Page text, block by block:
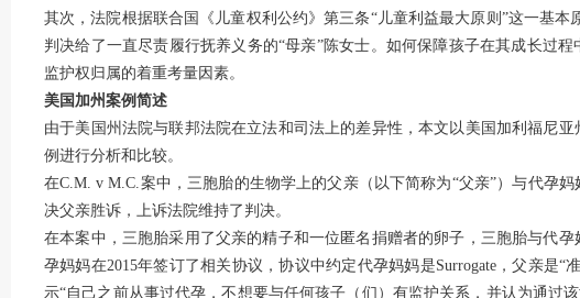
其次，法院根据联合国《儿童权利公约》第三条“儿童利益最大原则”这一基本
判决给了一直尽责履行抚养义务的“母亲”陈女士。如何保障孩子在其成长过
监护权归属的着重考量因素。
美国加州案例简述
由于美国州法院与联邦法院在立法和司法上的差异性，本文以美国加利福尼
例进行分析和比较。
在C.M. v M.C.案中，三胞胎的生物学上的父亲（以下简称为“父亲”）与代孕
决父亲胜诉，上诉法院维持了判决。
在本案中，三胞胎采用了父亲的精子和一位匿名捐赠者的卵子，三胞胎与代
孕妈妈在2015年签订了相关协议，协议中约定代孕妈妈是Surrogate，父亲是“
示“自己之前从事过代孕，不想要与任何孩子（们）有监护关系，并认为通过